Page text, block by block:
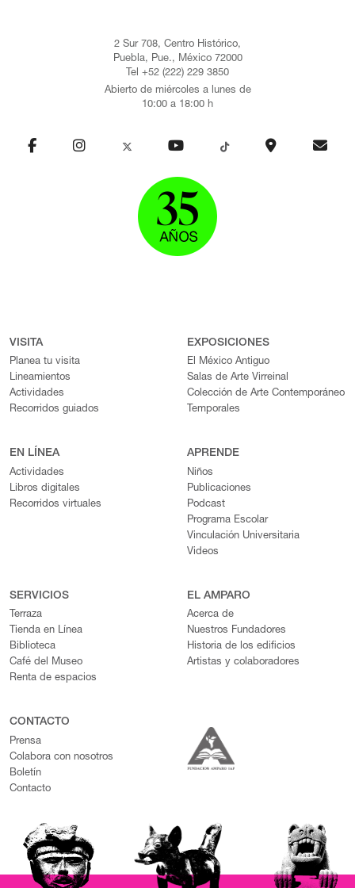
2 Sur 708, Centro Histórico,
Puebla, Pue., México 72000
Tel +52 (222) 229 3850
Abierto de miércoles a lunes de
10:00 a 18:00 h
VISITA
Planea tu visita
Lineamientos
Actividades
Recorridos guiados
EXPOSICIONES
El México Antiguo
Salas de Arte Virreinal
Colección de Arte Contemporáneo
Temporales
EN LÍNEA
Actividades
Libros digitales
Recorridos virtuales
APRENDE
Niños
Publicaciones
Podcast
Programa Escolar
Vinculación Universitaria
Videos
SERVICIOS
Terraza
Tienda en Línea
Biblioteca
Café del Museo
Renta de espacios
EL AMPARO
Acerca de
Nuestros Fundadores
Historia de los edificios
Artistas y colaboradores
CONTACTO
Prensa
Colabora con nosotros
Boletín
Contacto